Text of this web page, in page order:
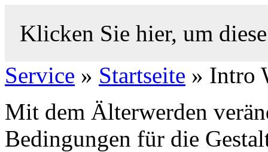
Klicken Sie hier, um
Service » Startseite » Intro
Mit dem Älterwerden
Bedingungen für die